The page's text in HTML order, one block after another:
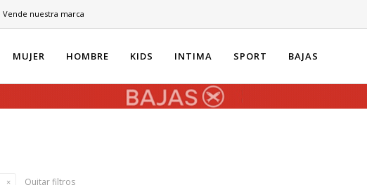
MUJER HOMBRE KIDS INTIMA SPORT BAJAS
Vende nuestra marca
Quitar filtros